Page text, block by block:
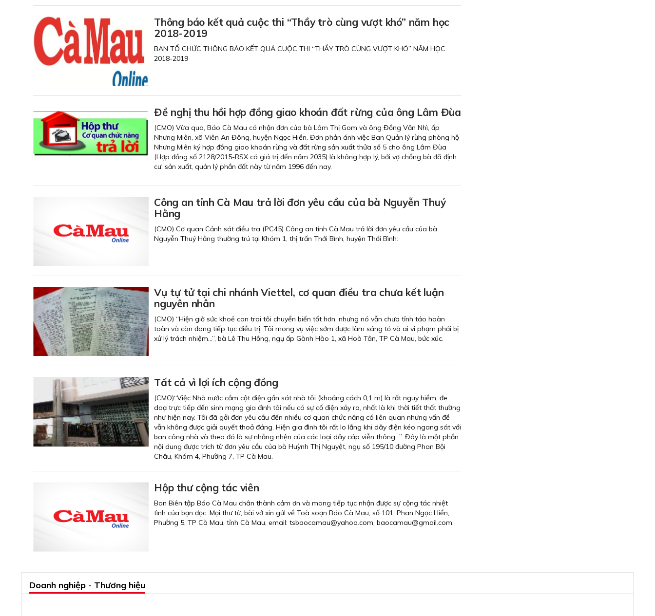
Thông báo kết quả cuộc thi “Thầy trò cùng vượt khó” năm học
2018-2019
BAN TỔ CHỨC THÔNG BÁO KẾT QUẢ CUỘC THI “THẦY TRÒ CÙNG VƯỢT KHÓ” NĂM HỌC
2018-2019
Đề nghị thu hồi hợp đồng giao khoán đất rừng của ông Lâm Đùa
(CMO) Vừa qua, Báo Cà Mau có nhận đơn của bà Lâm Thị Gom và ông Đồng Văn Nhì, ấp
Nhưng Miên, xã Viên An Đông, huyện Ngọc Hiển. Đơn phản ánh việc Ban Quản lý rừng phòng hộ
Nhưng Miên ký hợp đồng giao khoán rừng và đất rừng sản xuất thửa số 5 cho ông Lâm Đùa
(Hợp đồng số 2128/2015-RSX có giá trị đến năm 2035) là không hợp lý, bởi vợ chồng bà đã định
cư, sản xuất, quản lý phần đất này từ năm 1996 đến nay.
Công an tỉnh Cà Mau trả lời đơn yêu cầu của bà Nguyễn Thuý
Hằng
(CMO) Cơ quan Cảnh sát điều tra (PC45) Công an tỉnh Cà Mau trả lời đơn yêu cầu của bà
Nguyễn Thuý Hằng thường trú tại Khóm 1, thị trấn Thới Bình, huyện Thới Bình:
Vụ tự tử tại chi nhánh Viettel, cơ quan điều tra chưa kết luận
nguyên nhân
(CMO) “Hiện giờ sức khoẻ con trai tôi chuyển biến tốt hơn, nhưng nó vẫn chưa tỉnh táo hoàn
toàn và còn đang tiếp tục điều trị. Tôi mong vụ việc sớm được làm sáng tỏ và ai vi phạm phải bị
xử lý trách nhiệm…”, bà Lê Thu Hồng, ngụ ấp Gành Hào 1, xã Hoà Tân, TP Cà Mau, bức xúc.
Tất cả vì lợi ích cộng đồng
(CMO)“Việc Nhà nước cắm cột điện gần sát nhà tôi (khoảng cách 0,1 m) là rất nguy hiểm, đe
doạ trực tiếp đến sinh mạng gia đình tôi nếu có sự cố điện xảy ra, nhất là khi thời tiết thất thường
như hiện nay. Tôi đã gởi đơn yêu cầu đến nhiều cơ quan chức năng có liên quan nhưng vấn đề
vẫn không được giải quyết thoả đáng. Hiện gia đình tôi rất lo lắng khi dây điện kéo ngang sát với
ban công nhà và theo đó là sự nhằng nhện của các loại dây cáp viễn thông…”. Đây là một phần
nội dung được trích từ đơn yêu cầu của bà Huỳnh Thị Nguyệt, ngụ số 195/10 đường Phan Bội
Châu, Khóm 4, Phường 7, TP Cà Mau.
Hộp thư cộng tác viên
Ban Biên tập Báo Cà Mau chân thành cảm ơn và mong tiếp tục nhận được sự cộng tác nhiệt
tình của bạn đọc. Mọi thư từ, bài vở xin gửi về Toà soạn Báo Cà Mau, số 101, Phan Ngọc Hiển,
Phường 5, TP Cà Mau, tỉnh Cà Mau, email: tsbaocamau@yahoo.com, baocamau@gmail.com.
Doanh nghiệp - Thương hiệu